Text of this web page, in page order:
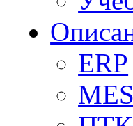
ERP
MES